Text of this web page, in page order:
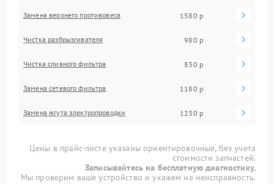
Замена верхнего противовеса 1580 р
Чистка разбрызгивателя 980 р
Чистка сливного фильтра 830 р
Замена сетевого фильтра 1180 р
Замена жгута электропроводки 1230 р
Цены в прайс-листе указаны ориентировочные, без учета
стоимости запчастей.
Записывайтесь на бесплатную диагностику.
Мы проверим ваше устройство и укажем на неисправность.